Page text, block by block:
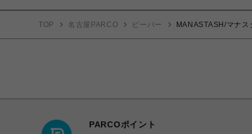
TOP 名古屋PARCO ビーバー MANASTASH/マナ
PARCOポイント